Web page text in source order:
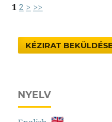
1 2 > >>
KÉZIRAT
NYELV